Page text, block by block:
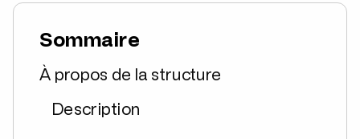
Sommaire
À propos de la structure
Description